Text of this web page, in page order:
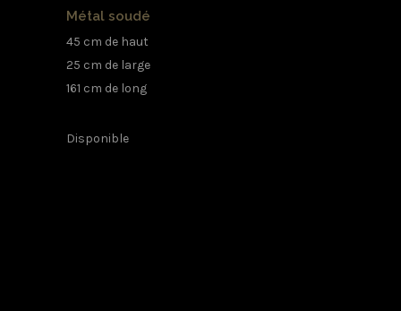
Métal soudé
45 cm de haut
25 cm de large
161 cm de long
Disponible